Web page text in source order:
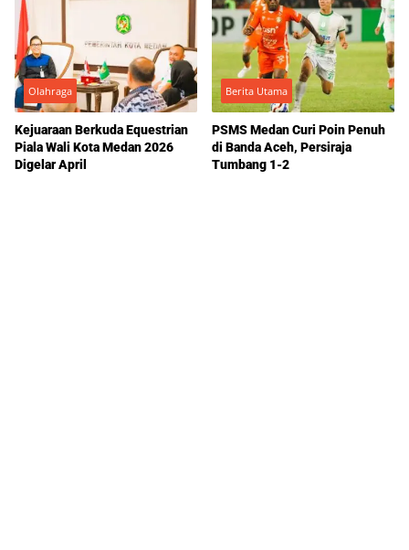
Olahraga
Kejuaraan Berkuda Equestrian
Piala Wali Kota Medan 2026
Digelar April
Berita Utama
PSMS Medan Curi Poin Penuh
di Banda Aceh, Persiraja
Tumbang 1-2